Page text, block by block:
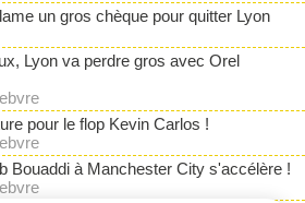
un gros chèque pour quitter Lyon
Lyon va perdre gros avec Orel
pour le flop Kevin Carlos !
Bouaddi à Manchester City s'accélère !